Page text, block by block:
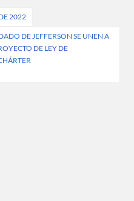
2022
DE JEFFERSON SE UNEN A
DE LEY DE